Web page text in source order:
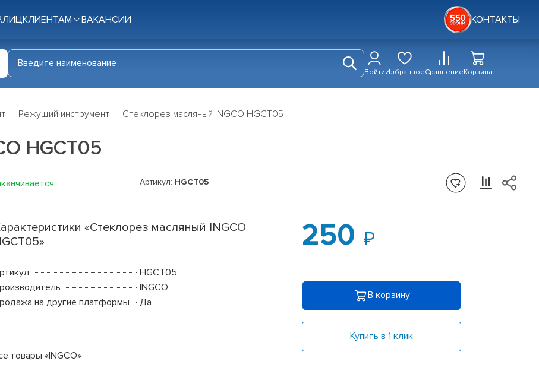
КЛИЕНТАМ ВАКАНСИИ КОНТАКТЫ
ВойтиИзбранноеСравнениеКорзина
Режущий инструмент Стеклорез масляный INGCO HGCT05
HGCT05
Артикул: HGCT05
«Стеклорез масляный INGCO
HGCT05
INGCO
на другие платформы
Да
товары «INGCO»
250
В корзину
Купить в 1 клик